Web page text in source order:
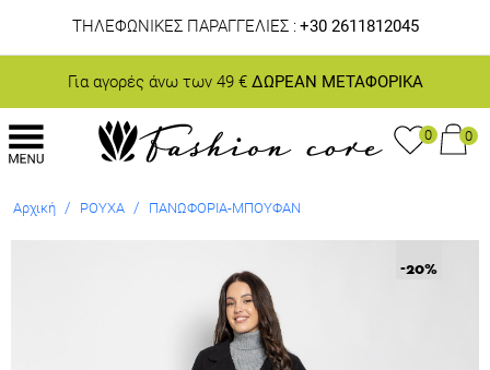
ΤΗΛΕΦΩΝΙΚΕΣ ΠΑΡΑΓΓΕΛΙΕΣ : +30 2611812045
Για αγορές άνω των 49 €ΔΩΡΕΑΝ ΜΕΤΑΦΟΡΙΚΑ
0 0
Αρχική / ΡΟΥΧΑ / ΠΑΝΩΦΟΡΙΑ-ΜΠΟΥΦΑΝ
-20%